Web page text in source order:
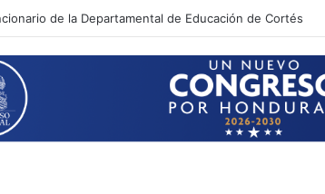
contra el expresidente Juan Orlando Hernández